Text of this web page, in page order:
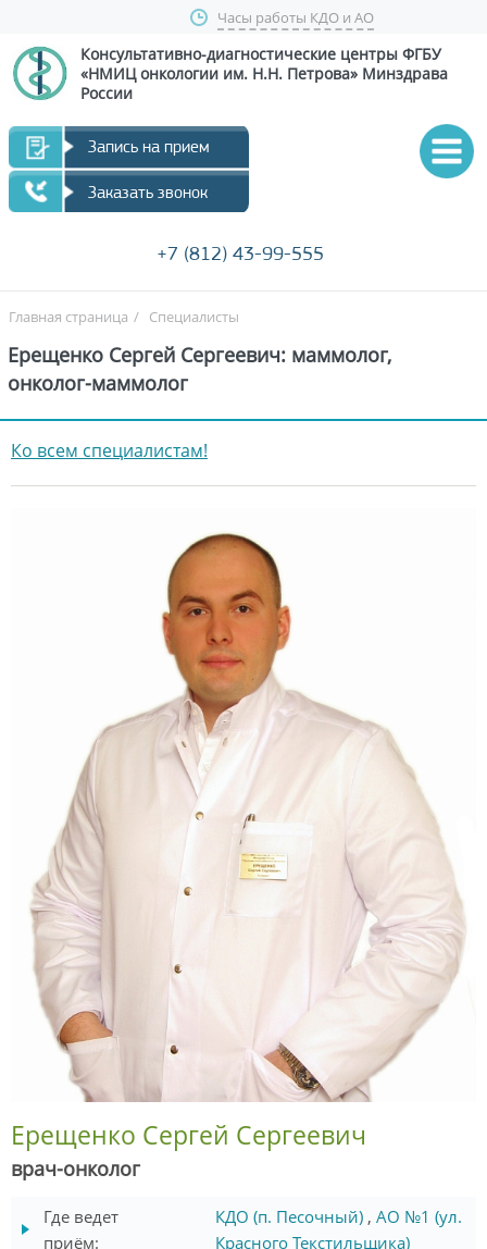
Часы работы КДО и АО
Консультативно-диагностические центры ФГБУ
«НМИЦ онкологии им. Н.Н. Петрова» Минздрава
России
Запись на прием
Заказать звонок
+7 (812) 43-99-555
Главная страница / Специалисты
Ерещенко Сергей Сергеевич: маммолог,
онколог-маммолог
Ко всем специалистам!
Ерещенко Сергей Сергеевич
врач-онколог
Где ведет
приём:
КДО (п. Песочный) , АО №1 (ул.
Красного Текстильщика)